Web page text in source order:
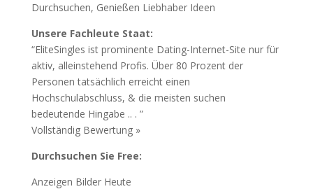
Durchsuchen, Genießen Liebhaber Ideen
Unsere Fachleute Staat:
“EliteSingles ist prominente Dating-Internet-Site nur für
aktiv, alleinstehend Profis. Über 80 Prozent der
Personen tatsächlich erreicht einen
Hochschulabschluss, & die meisten suchen
bedeutende Hingabe .. . ”
Vollständig Bewertung »
Durchsuchen Sie Free:
Anzeigen Bilder Heute